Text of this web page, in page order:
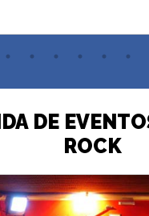
DE
ROCK